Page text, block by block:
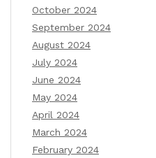
October 2024
September 2024
August 2024
July 2024
June 2024
May 2024
April 2024
March 2024
February 2024